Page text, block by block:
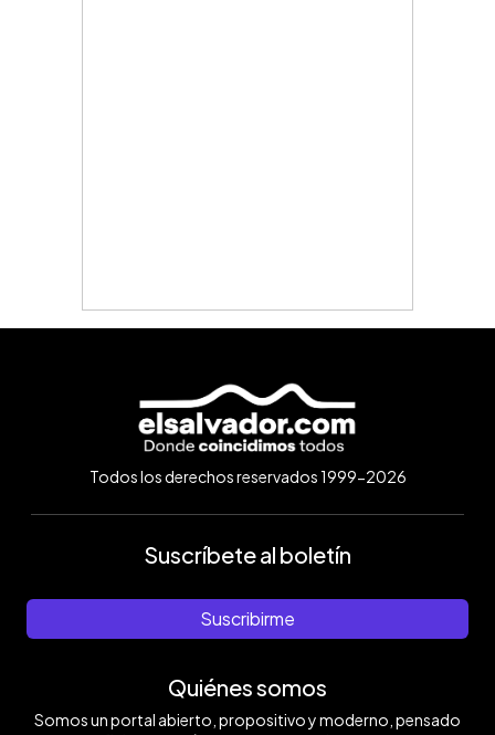
Todos los derechos reservados 1999-2026
Suscríbete al boletín
Suscribirme
Quiénes somos
Somos un portal abierto, propositivo y moderno, pensado